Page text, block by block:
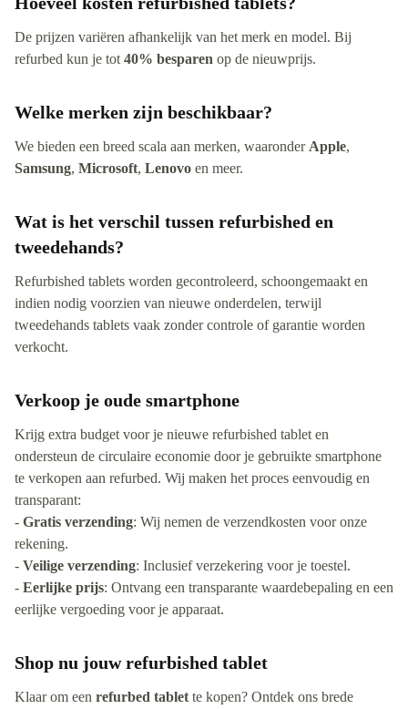
De prijzen variëren afhankelijk van het merk en model. Bij
refurbed kun je tot 40% besparen op de nieuwprijs.
Welke merken zijn beschikbaar?
We bieden een breed scala aan merken, waaronder Apple,
Samsung, Microsoft, Lenovo en meer.
Wat is het verschil tussen refurbished en
tweedehands?
Refurbished tablets worden gecontroleerd, schoongemaakt en
indien nodig voorzien van nieuwe onderdelen, terwijl
tweedehands tablets vaak zonder controle of garantie worden
verkocht.
Verkoop je oude smartphone
Krijg extra budget voor je nieuwe refurbished tablet en
ondersteun de circulaire economie door je gebruikte smartphone
te verkopen aan refurbed. Wij maken het proces eenvoudig en
transparant:
- Gratis verzending: Wij nemen de verzendkosten voor onze
rekening.
- Veilige verzending: Inclusief verzekering voor je toestel.
- Eerlijke prijs: Ontvang een transparante waardebepaling en een
eerlijke vergoeding voor je apparaat.
Shop nu jouw refurbished tablet
Klaar om een refurbed tablet te kopen? Ontdek ons brede